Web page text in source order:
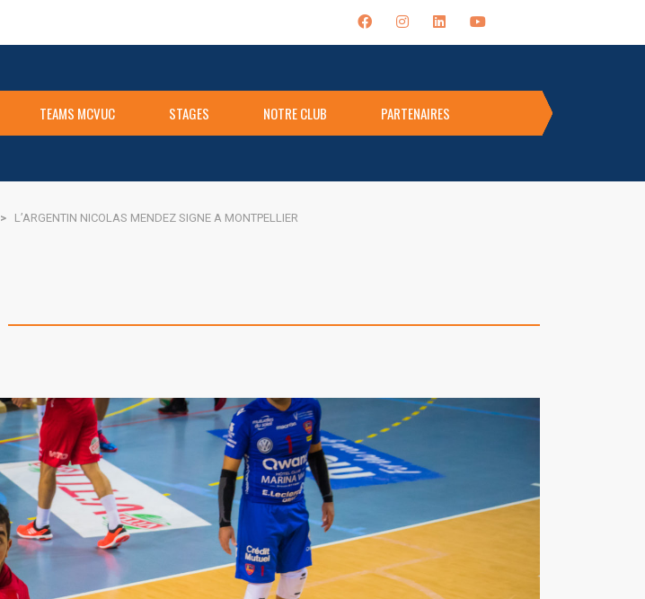
TEAMS MCVUC STAGES NOTRE CLUB PARTENAIRES
> L’ARGENTIN NICOLAS MENDEZ SIGNE A MONTPELLIER